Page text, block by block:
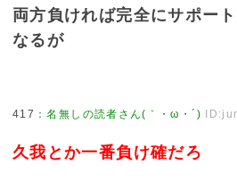
両方負ければ完全にサポー
なるが
417 ：名無しの読者さん(｀・ω・´)
久我とか一番負け確だろ